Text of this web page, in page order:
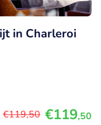
in Charleroi
€119,50 €119,50